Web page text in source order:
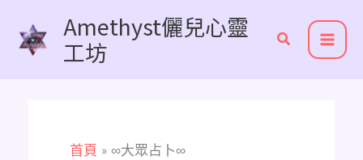
Amethyst儷兒心靈
工坊
首頁 ∞大眾占卜∞